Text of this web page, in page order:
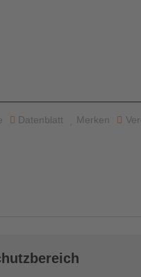
Merken
Datenblatt